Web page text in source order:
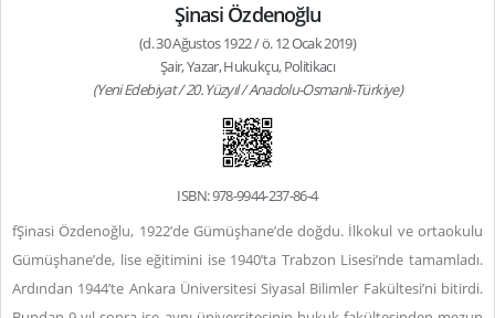
Şinasi Özdenoğlu
(d. 30 Ağustos 1922 / ö. 12 Ocak 2019)
Şair, Yazar, Hukukçu, Politikacı
(Yeni Edebiyat / 20. Yüzyıl / Anadolu-Osmanlı-Türkiye)
ISBN: 978-9944-237-86-4
fŞinasi Özdenoğlu, 1922’de Gümüşhane’de doğdu. İlkokul ve ortaokulu
Gümüşhane’de, lise eğitimini ise 1940’ta Trabzon Lisesi’nde tamamladı.
Ardından 1944’te Ankara Üniversitesi Siyasal Bilimler Fakültesi’ni bitirdi.